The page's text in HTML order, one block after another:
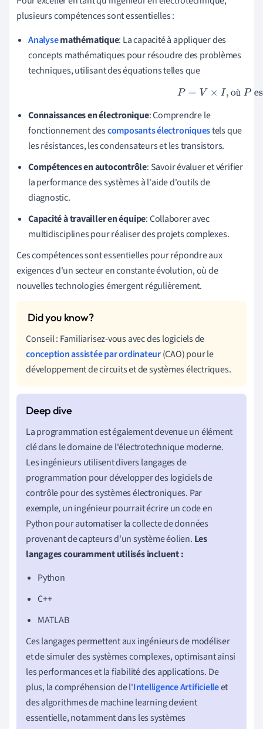
plusieurs compétences sont essentielles :
Analysemathématique: La capacité à appliquer des
concepts mathématiques pour résoudre des problèmes
techniques, utilisant des équations telles que
ù
(Puissance =
Connaissances en électronique: Comprendre le
fonctionnement descomposants électroniquestels que
les résistances, les condensateurs et les transistors.
Compétences en autocontrôle: Savoir évaluer et vérifier
la performance des systèmes à l'aide d'outils de
diagnostic.
Capacité à travailler en équipe: Collaborer avec
multidisciplines pour réaliser des projets complexes.
Ces compétences sont essentielles pour répondre aux
exigences d'un secteur en constante évolution, où de
nouvelles technologies émergent régulièrement.
Conseil : Familiarisez-vous avec des logiciels de
conception assistée par ordinateur(CAO) pour le
développement de circuits et de systèmes électriques.
La programmation est également devenue un élément
clé dans le domaine de l'électrotechnique moderne.
Les ingénieurs utilisent divers langages de
programmation pour développer des logiciels de
contrôle pour des systèmes électroniques. Par
exemple, un ingénieur pourrait écrire un code en
Python pour automatiser la collecte de données
provenant de capteurs d'un système éolien. Les
langages couramment utilisés incluent :
Python
C++
MATLAB
Ces langages permettent aux ingénieurs de modéliser
et de simuler des systèmes complexes, optimisant ainsi
les performances et la fiabilité des applications. De
plus, la compréhension de l'Intelligence Artificielleet
des algorithmes de machine learning devient
essentielle, notamment dans les systèmes